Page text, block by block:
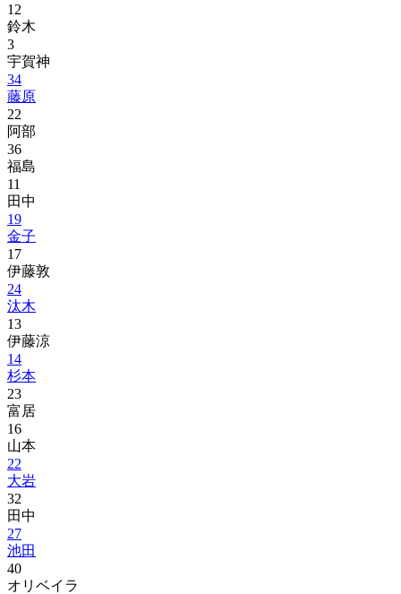
12
鈴木
3
宇賀神
34
藤原
22
阿部
36
福島
11
田中
19
金子
17
伊藤敦
24
汰木
13
伊藤涼
14
杉本
23
富居
16
山本
22
大岩
32
田中
27
池田
40
オリベイラ